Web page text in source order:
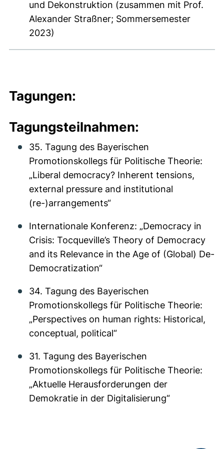
und Dekonstruktion (zusammen mit Prof.
Alexander Straßner; Sommersemester
2023)
Tagungen:
Tagungsteilnahmen:
35. Tagung des Bayerischen
Promotionskollegs für Politische Theorie:
„Liberal democracy? Inherent tensions,
external pressure and institutional
(re-)arrangements“
Internationale Konferenz: „Democracy in
Crisis: Tocqueville’s Theory of Democracy
and its Relevance in the Age of (Global) De-
Democratization“
34. Tagung des Bayerischen
Promotionskollegs für Politische Theorie:
„Perspectives on human rights: Historical,
conceptual, political“
31. Tagung des Bayerischen
Promotionskollegs für Politische Theorie:
„Aktuelle Herausforderungen der
Demokratie in der Digitalisierung“